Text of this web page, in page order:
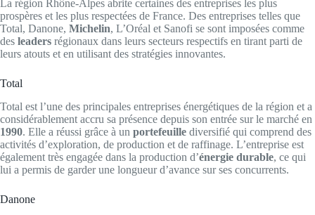
La région Rhône-Alpes abrite certaines des entreprises les plus
prospères et les plus respectées de France. Des entreprises telles que
Total, Danone, Michelin, L’Oréal et Sanofi se sont imposées comme
des leaders régionaux dans leurs secteurs respectifs en tirant parti de
leurs atouts et en utilisant des stratégies innovantes.
Total
Total est l’une des principales entreprises énergétiques de la région et a
considérablement accru sa présence depuis son entrée sur le marché en
1990. Elle a réussi grâce à un portefeuille diversifié qui comprend des
activités d’exploration, de production et de raffinage. L’entreprise est
également très engagée dans la production d’énergie durable, ce qui
lui a permis de garder une longueur d’avance sur ses concurrents.
Danone